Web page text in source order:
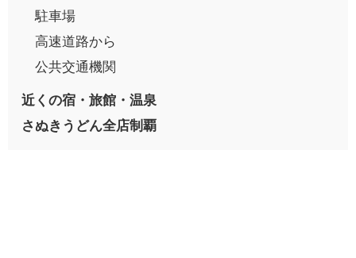
駐車場
高速道路から
公共交通機関
近くの宿・旅館・温泉
さぬきうどん全店制覇